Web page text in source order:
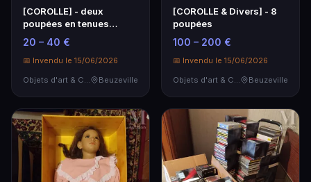
[COROLLE] - deux
poupées en tenues
historiques
20 – 40 €
📅 Invendu le 15/06/2026
Objets d'art & Curiosités
Beuzeville
[COROLLE & Divers] - 8
poupées
100 – 200 €
📅 Invendu le 15/06/2026
Objets d'art & Curiosités
Beuzeville